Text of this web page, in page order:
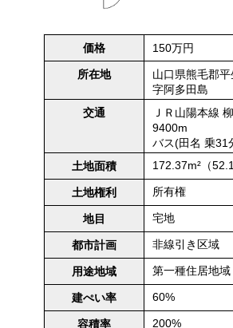
価格 150万円
所在地
山口県熊毛郡
字阿多田島
交通
ＪＲ山陽本線
9400m
バス(田名 乗31
土地面積
172.37m²（
土地権利 所有権
地目 宅地
都市計画 非線引き区域
用途地域 第一種住居地域
建ぺい率 60%
容積率 200%